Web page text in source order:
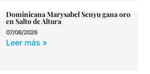
Dominicana Marysabel Senyu gana oro
en Salto de Altura
07/08/2026
Leer más »